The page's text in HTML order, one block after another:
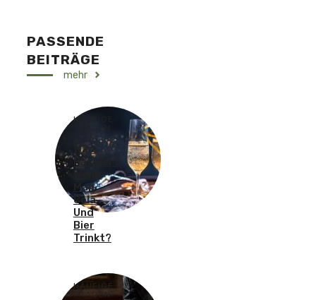
PASSENDE
BEITRÄGE
mehr
HÄUFIGE
Was
Passiert
Wenn
Man
Cola
Und
Bier
Trinkt?
HÄUFIGE
FRAGEN